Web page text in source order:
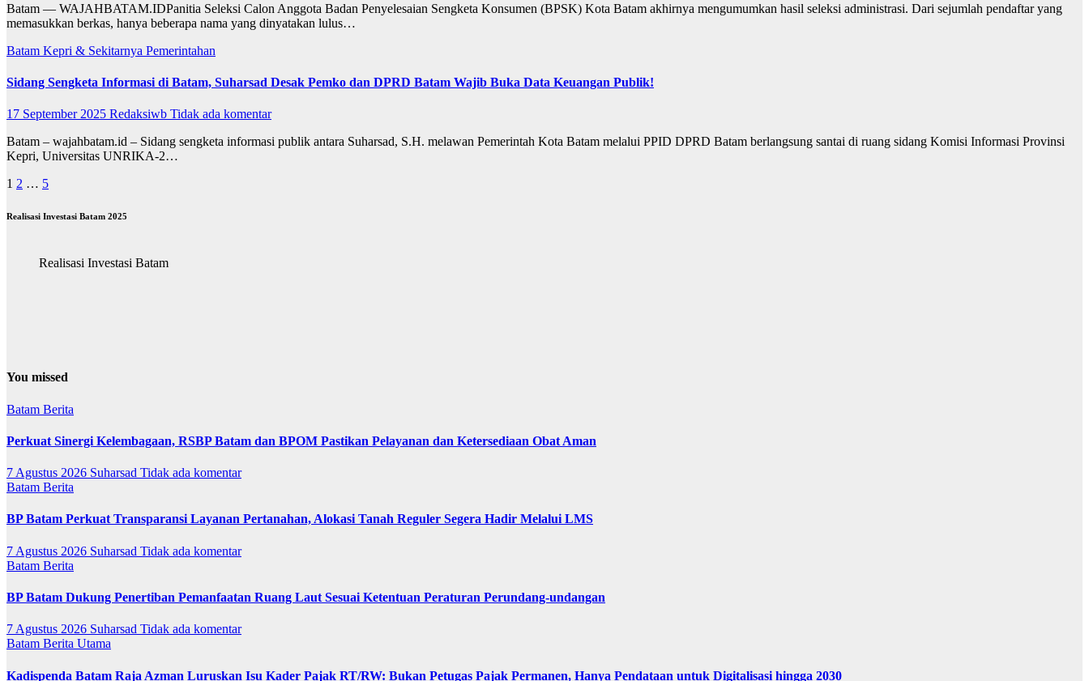
Batam — WAJAHBATAM.IDPanitia Seleksi Calon Anggota Badan Penyelesaian Sengketa Konsumen (BPSK) Kota Batam akhirnya mengumumkan hasil seleksi administrasi. Dari sejumlah pendaftar yang
memasukkan berkas, hanya beberapa nama yang dinyatakan lulus…
Batam Kepri & Sekitarnya Pemerintahan
Sidang Sengketa Informasi di Batam, Suharsad Desak Pemko dan DPRD Batam Wajib Buka Data Keuangan Publik!
17 September 2025 Redaksiwb Tidak ada komentar
Batam – wajahbatam.id – Sidang sengketa informasi publik antara Suharsad, S.H. melawan Pemerintah Kota Batam melalui PPID DPRD Batam berlangsung santai di ruang sidang Komisi Informasi Provinsi
Kepri, Universitas UNRIKA-2…
Paginasi
pos
1 2 … 5
Realisasi Investasi Batam 2025
Realisasi Investasi Batam
You missed
Batam Berita
Perkuat Sinergi Kelembagaan, RSBP Batam dan BPOM Pastikan Pelayanan dan Ketersediaan Obat Aman
7 Agustus 2026 Suharsad Tidak ada komentar
Batam Berita
BP Batam Perkuat Transparansi Layanan Pertanahan, Alokasi Tanah Reguler Segera Hadir Melalui LMS
7 Agustus 2026 Suharsad Tidak ada komentar
Batam Berita
BP Batam Dukung Penertiban Pemanfaatan Ruang Laut Sesuai Ketentuan Peraturan Perundang-undangan
7 Agustus 2026 Suharsad Tidak ada komentar
Batam Berita Utama
Kadispenda Batam Raja Azman Luruskan Isu Kader Pajak RT/RW: Bukan Petugas Pajak Permanen, Hanya Pendataan untuk Digitalisasi hingga 2030